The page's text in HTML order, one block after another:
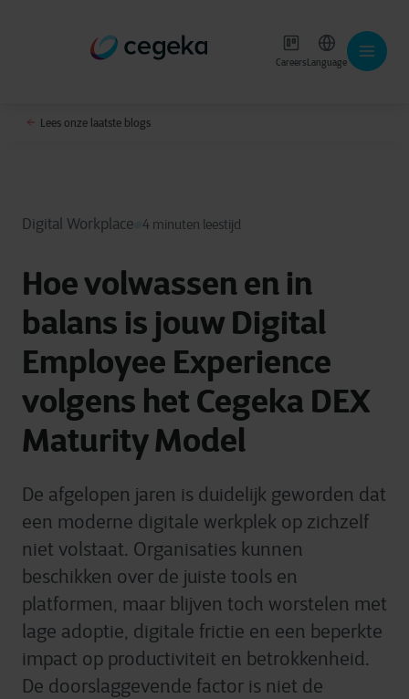
CareersLanguage
Lees onze laatste blogs
Digital Workplace 4 minuten leestijd
Hoe volwassen en in
balans is jouw Digital
Employee Experience
volgens het Cegeka DEX
Maturity Model
De afgelopen jaren is duidelijk geworden dat
een moderne digitale werkplek op zichzelf
niet volstaat. Organisaties kunnen
beschikken over de juiste tools en
platformen, maar blijven toch worstelen met
lage adoptie, digitale frictie en een beperkte
impact op productiviteit en betrokkenheid.
De doorslaggevende factor is niet de